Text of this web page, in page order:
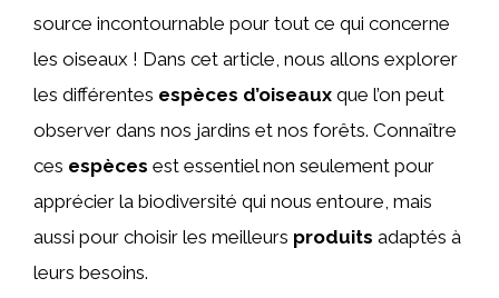
source incontournable pour tout ce qui concerne
les oiseaux ! Dans cet article, nous allons explorer
les différentes espèces d’oiseaux que l’on peut
observer dans nos jardins et nos forêts. Connaître
ces espèces est essentiel non seulement pour
apprécier la biodiversité qui nous entoure, mais
aussi pour choisir les meilleurs produits adaptés à
leurs besoins.